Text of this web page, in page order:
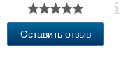
Реклама
Конференции
Выставки и
Оставить отзыв